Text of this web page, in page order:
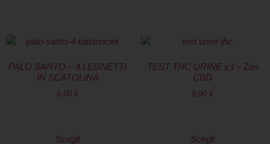
PALO SANTO – 4 LEGNETTI
IN SCATOLINA
6,00 €
Scegli
TEST THC URINE x3 – Zen
CBD
9,90 €
Scegli